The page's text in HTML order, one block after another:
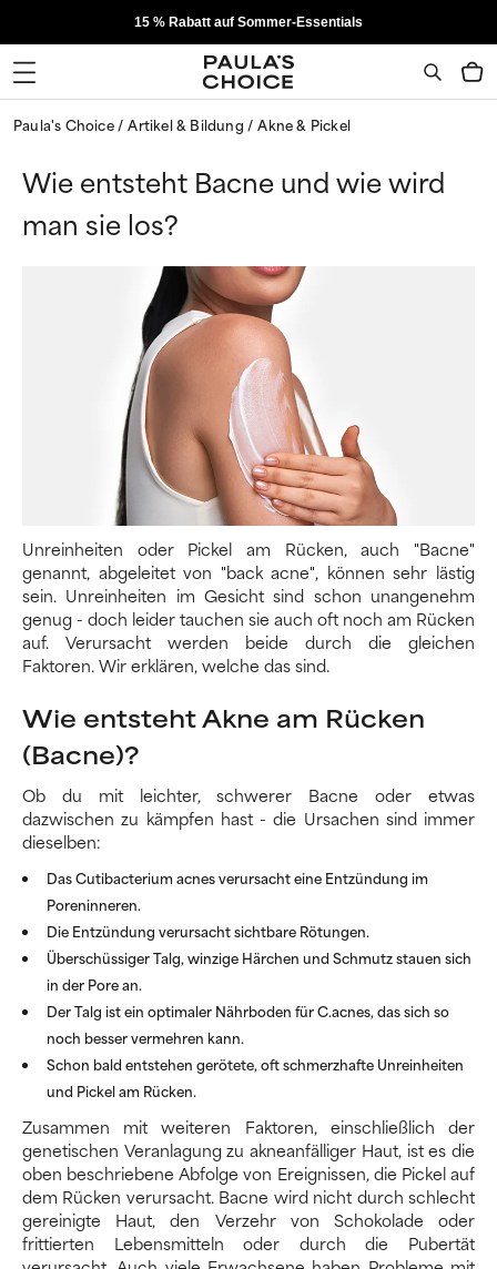
15 % Rabatt auf Sommer-Essentials
Paula's Choice Artikel & Bildung Akne & Pickel
Wie entsteht Bacne und wie wird
man sie los?
Unreinheiten oder Pickel am Rücken, auch "Bacne"
genannt, abgeleitet von "back acne", können sehr lästig
sein. Unreinheiten im Gesicht sind schon unangenehm
genug - doch leider tauchen sie auch oft noch am Rücken
auf. Verursacht werden beide durch die gleichen
Faktoren. Wir erklären, welche das sind.
Wie entsteht Akne am Rücken
(Bacne)?
Ob du mit leichter, schwerer Bacne oder etwas
dazwischen zu kämpfen hast - die Ursachen sind immer
dieselben:
Das Cutibacterium acnes verursacht eine Entzündung im
Poreninneren.
Die Entzündung verursacht sichtbare Rötungen.
Überschüssiger Talg, winzige Härchen und Schmutz stauen sich
in der Pore an.
Der Talg ist ein optimaler Nährboden für C.acnes, das sich so
noch besser vermehren kann.
Schon bald entstehen gerötete, oft schmerzhafte Unreinheiten
und Pickel am Rücken.
Zusammen mit weiteren Faktoren, einschließlich der
genetischen Veranlagung zu akneanfälliger Haut, ist es die
oben beschriebene Abfolge von Ereignissen, die Pickel auf
dem Rücken verursacht. Bacne wird nicht durch schlecht
gereinigte Haut, den Verzehr von Schokolade oder
frittierten Lebensmitteln oder durch die Pubertät